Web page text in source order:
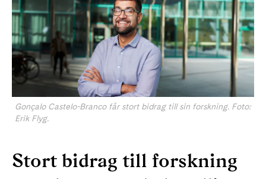
Gonçalo Castelo-Branco får stort bidrag till sin forskning. Foto:
Erik Flyg.
Stort bidrag till forskning